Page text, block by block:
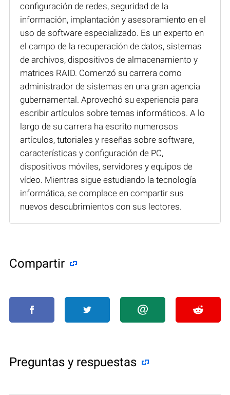
configuración de redes, seguridad de la
información, implantación y asesoramiento en el
uso de software especializado. Es un experto en
el campo de la recuperación de datos, sistemas
de archivos, dispositivos de almacenamiento y
matrices RAID. Comenzó su carrera como
administrador de sistemas en una gran agencia
gubernamental. Aprovechó su experiencia para
escribir artículos sobre temas informáticos. A lo
largo de su carrera ha escrito numerosos
artículos, tutoriales y reseñas sobre software,
características y configuración de PC,
dispositivos móviles, servidores y equipos de
vídeo. Mientras sigue estudiando la tecnología
informática, se complace en compartir sus
nuevos descubrimientos con sus lectores.
Compartir
Preguntas y respuestas